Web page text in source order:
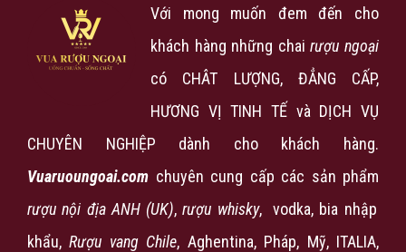
Với mong muốn đem đến cho
khách hàng những chairượu ngoại
có CHÂT LƯỢNG, ĐẲNG CẤP,
HƯƠNG VỊ TINH TẾ và DỊCH VỤ
CHUYÊN NGHIỆP dành cho khách hàng.
Vuaruoungoai.com chuyên cung cấp các sản phẩm
rượu nội địa ANH (UK),rượu whisky, vodka, bia nhập
khẩu,Rượu vang Chile, Aghentina, Pháp, Mỹ, ITALIA,